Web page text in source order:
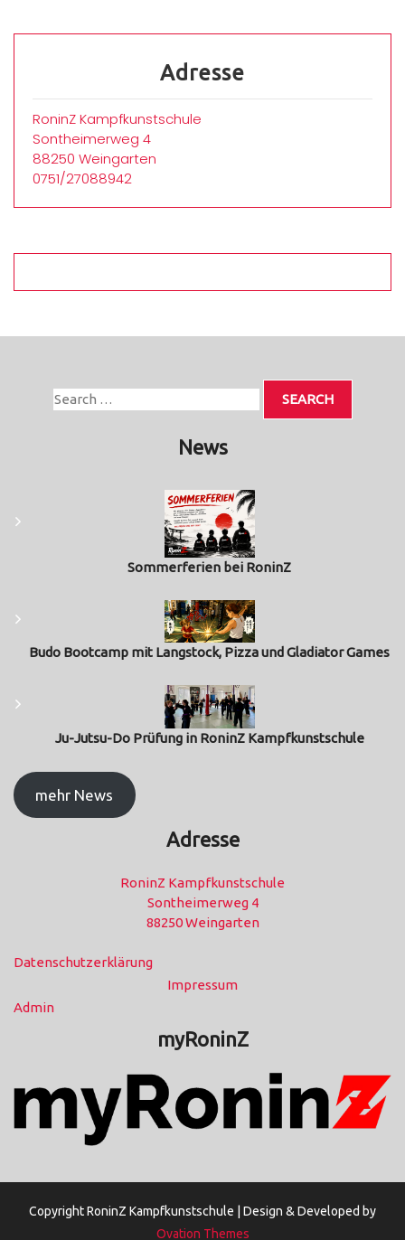
Adresse
RoninZ Kampfkunstschule
Sontheimerweg 4
88250 Weingarten
0751/27088942
News
Sommerferien bei RoninZ
Budo Bootcamp mit Langstock, Pizza und Gladiator Games
Ju-Jutsu-Do Prüfung in RoninZ Kampfkunstschule
mehr News
Adresse
RoninZ Kampfkunstschule
Sontheimerweg 4
88250 Weingarten
Datenschutzerklärung
Impressum
Admin
myRoninZ
Copyright RoninZ Kampfkunstschule |
Design & Developed by
Ovation Themes